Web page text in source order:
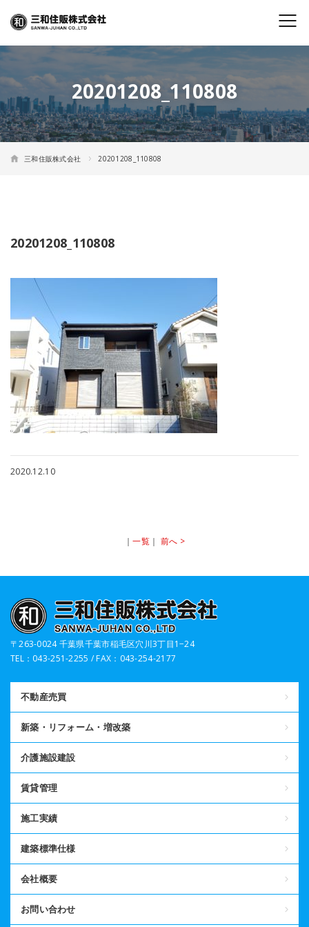
20201208_110808
三和住販株式会社 20201208_110808
20201208_110808
2020.12.10
｜一覧 ｜ 前へ >
〒263-0024 千葉県千葉市稲毛区穴川3丁目1−24
TEL：043-251-2255 / FAX：043-254-2177
不動産売買
新築・リフォーム・増改築
介護施設建設
賃貸管理
施工実績
建築標準仕様
会社概要
お問い合わせ